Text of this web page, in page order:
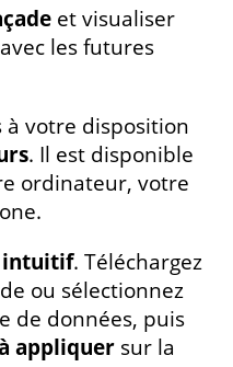
et visualiser
les futures
à votre disposition
. Il est disponible
ordinateur, votre
intuitif. Téléchargez
ou sélectionnez
de données, puis
appliquer sur la